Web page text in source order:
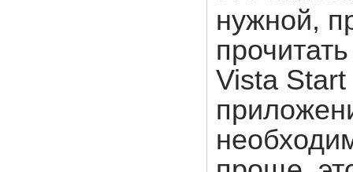
нужной,
Vista Start